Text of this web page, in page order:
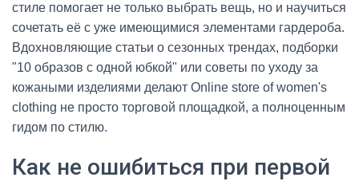
стиле помогает не только выбрать вещь, но и научиться
сочетать её с уже имеющимися элементами гардероба.
Вдохновляющие статьи о сезонных трендах, подборки
"10 образов с одной юбкой" или советы по уходу за
кожаными изделиями делают Online store of women's
clothing не просто торговой площадкой, а полноценным
гидом по стилю.
Как не ошибиться при первой